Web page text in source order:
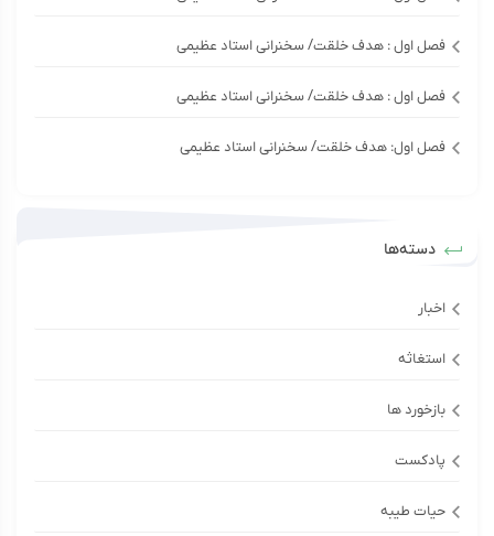
فصل اول : هدف خلقت/ سخنرانی استاد عظیمی
فصل اول : هدف خلقت/ سخنرانی استاد عظیمی
فصل اول: هدف خلقت/ سخنرانی استاد عظیمی
دسته‌ها
اخبار
استغاثه
بازخورد ها
پادکست
حیات طیبه